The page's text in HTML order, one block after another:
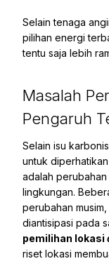
Selain tenaga
pilihan energi
tentu saja lebih
Masalah
Pengaruh
Selain isu
untuk
adalah
lingkungan.
perubahan
diantisipasi pada
pemilihan lokasi
riset lokasi